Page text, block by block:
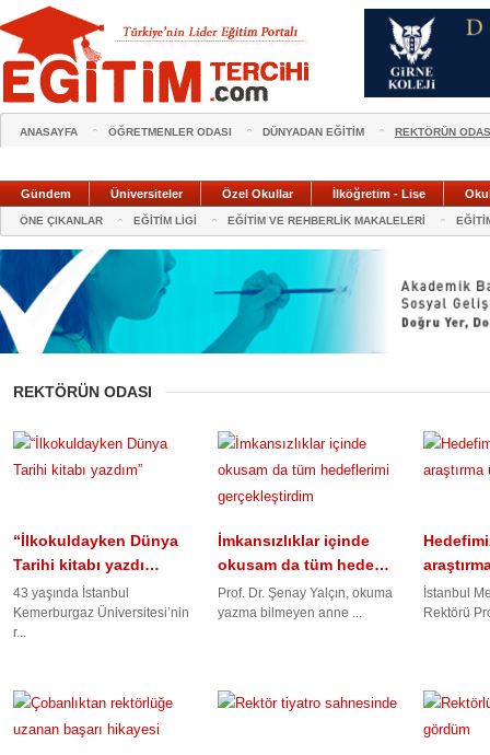
ANASAYFA ÖĞRETMENLER ODASI DÜNYADAN EĞİTİM REKTÖRÜN
Gündem Üniversiteler Özel Okullar İlköğretim - Lise
ÖNE ÇIKANLAR EĞİTİM LİGİ EĞİTİM VE REHBERLİK MAKALELERİ
REKTÖRÜN ODASI
“İlkokuldayken Dünya
Tarihi kitabı yazdı…
43 yaşında İstanbul
Kemerburgaz Üniversitesi’nin
r...
İmkansızlıklar içinde
okusam da tüm hede…
Prof. Dr. Şenay Yalçın, okuma
yazma bilmeyen anne ...
İstanbul
Rektörü